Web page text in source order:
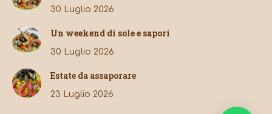
30 Luglio 2026
Un weekend di sole e sapori
30 Luglio 2026
Estate da assaporare
23 Luglio 2026